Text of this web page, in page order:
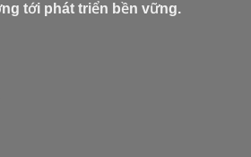
tới phát triển bền vững.